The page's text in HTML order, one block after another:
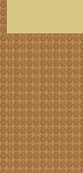
скачать mp3 бесплатно